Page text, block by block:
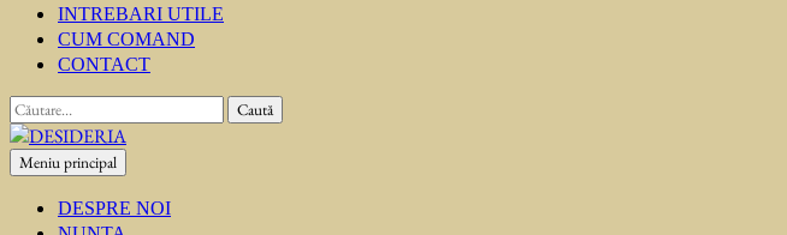
INTREBARI UTILE
CUM COMAND
CONTACT
Caută
după:
DESIDERIA
Creator de invitati
Meniu principal
DESPRE NOI